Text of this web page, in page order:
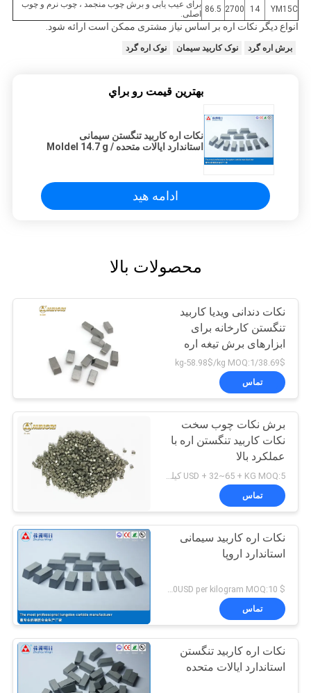
YM15C
14
2700
86.5 برای عیب یابی و برش چوب منجمد ، چوب نرم و چوب
اصلی.
انواع دیگر نکات اره بر اساس نیاز مشتری ممکن است ارائه شود.
برش اره گرد نوک کاربید سیمان نوک اره گرد
بهترين قيمت رو براي
نکات اره کاربید تنگستن سیمانی
استاندارد ایالات متحده Moldel 14.7 g /
ادامه هید
محصولات بالا
نکات دندانی ویدیا کاربید
تنگستن کارخانه برای
ابزارهای برش تیغه اره
چوب سخت
38.69$/kg-58.98$/kg MOQ:1
تماس
برش نکات چوب سخت
نکات کاربید تنگستن اره با
عملکرد بالا
USD + 32~65 + KG MOQ:5 کیلوگرم
تماس
نکات اره کاربید سیمانی
استاندارد اروپا
تماس
نکات اره کاربید تنگستن
استاندارد ایالات متحده